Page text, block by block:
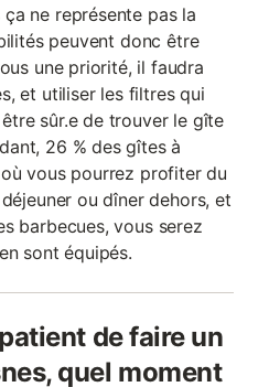
ne représente pas la
peuvent donc être
une priorité, il faudra
et utiliser les filtres qui
sûr.e de trouver le gîte
26 % des gîtes à
vous pourrez profiter du
ou dîner dehors, et
barbecues, vous serez
sont équipés.
de faire un
quel moment